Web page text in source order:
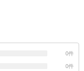
0件
0件